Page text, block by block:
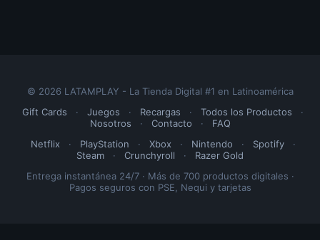
© 2026 LATAMPLAY - La Tienda Digital #1 en Latinoamérica
Gift Cards
· Juegos · Recargas · Todos los Productos
·
Nosotros
· Contacto ·
FAQ
Netflix
· PlayStation · Xbox · Nintendo · Spotify
·
Steam
· Crunchyroll ·
Razer Gold
Entrega instantánea 24/7 · Más de 700 productos digitales ·
Pagos seguros con PSE, Nequi y tarjetas